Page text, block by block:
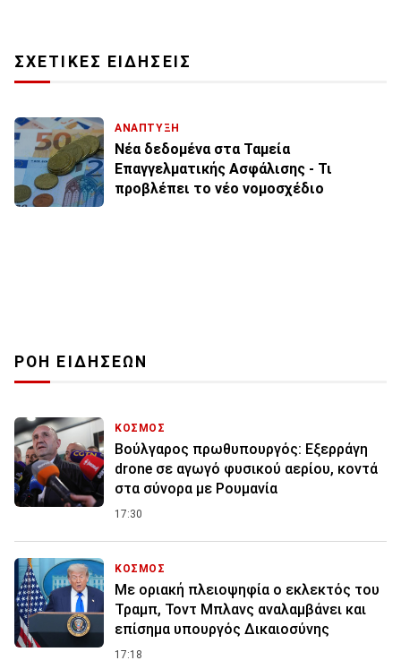
ΣΧΕΤΙΚΕΣ ΕΙΔΗΣΕΙΣ
ΑΝΑΠΤΥΞΗ
Νέα δεδομένα στα Ταμεία
Επαγγελματικής Ασφάλισης - Τι
προβλέπει το νέο νομοσχέδιο
ΡΟΗ ΕΙΔΗΣΕΩΝ
ΚΟΣΜΟΣ
Βούλγαρος πρωθυπουργός: Εξερράγη
drone σε αγωγό φυσικού αερίου, κοντά
στα σύνορα με Ρουμανία
17:30
ΚΟΣΜΟΣ
Με οριακή πλειοψηφία ο εκλεκτός του
Τραμπ, Τοντ Μπλανς αναλαμβάνει και
επίσημα υπουργός Δικαιοσύνης
17:18